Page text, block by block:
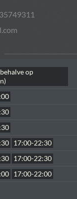
op
17:00-22:30
17:00-22:30
17:00-22:00